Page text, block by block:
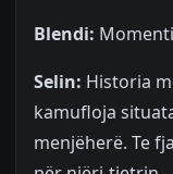
Blendi:
Selin: Historia
kamufloja
menjëherë. Te